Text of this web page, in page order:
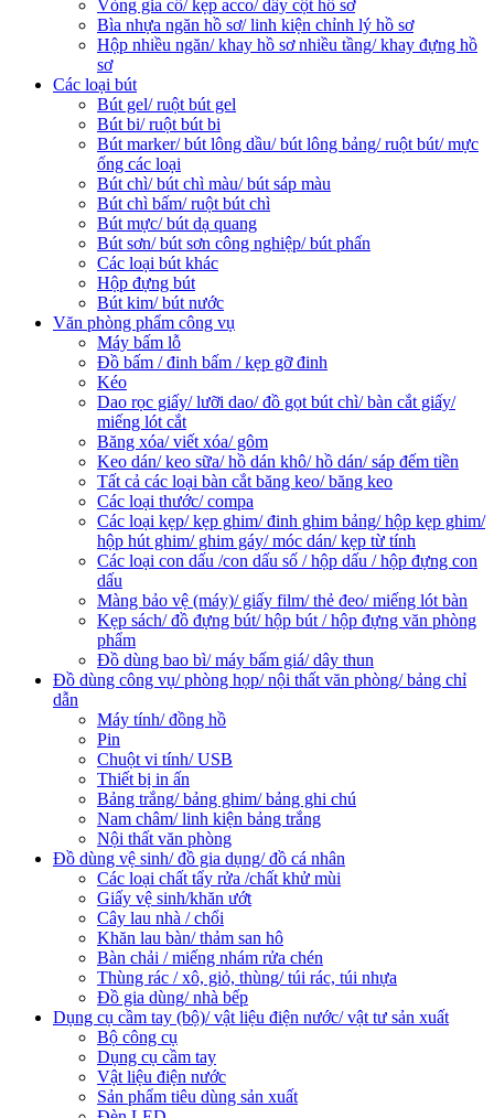
Vòng gia cố/ kẹp acco/ dây cột hồ sơ
Bìa nhựa ngăn hồ sơ/ linh kiện chỉnh lý hồ sơ
Hộp nhiều ngăn/ khay hồ sơ nhiều tầng/ khay đựng hồ
sơ
Các loại bút
Bút gel/ ruột bút gel
Bút bi/ ruột bút bi
Bút marker/ bút lông dầu/ bút lông bảng/ ruột bút/ mực
ống các loại
Bút chì/ bút chì màu/ bút sáp màu
Bút chì bấm/ ruột bút chì
Bút mực/ bút dạ quang
Bút sơn/ bút sơn công nghiệp/ bút phấn
Các loại bút khác
Hộp đựng bút
Bút kim/ bút nước
Văn phòng phẩm công vụ
Máy bấm lỗ
Đồ bấm / đinh bấm / kẹp gỡ đinh
Kéo
Dao rọc giấy/ lưỡi dao/ đồ gọt bút chì/ bàn cắt giấy/
miếng lót cắt
Băng xóa/ viết xóa/ gôm
Keo dán/ keo sữa/ hồ dán khô/ hồ dán/ sáp đếm tiền
Tất cả các loại bàn cắt băng keo/ băng keo
Các loại thước/ compa
Các loại kẹp/ kẹp ghim/ đinh ghim bảng/ hộp kẹp ghim/
hộp hút ghim/ ghim gáy/ móc dán/ kẹp từ tính
Các loại con dấu /con dấu số / hộp dấu / hộp đựng con
dấu
Màng bảo vệ (máy)/ giấy film/ thẻ đeo/ miếng lót bàn
Kẹp sách/ đồ đựng bút/ hộp bút / hộp đựng văn phòng
phẩm
Đồ dùng bao bì/ máy bấm giá/ dây thun
Đồ dùng công vụ/ phòng họp/ nội thất văn phòng/ bảng chỉ
dẫn
Máy tính/ đồng hồ
Pin
Chuột vi tính/ USB
Thiết bị in ấn
Bảng trắng/ bảng ghim/ bảng ghi chú
Nam châm/ linh kiện bảng trắng
Nội thất văn phòng
Đồ dùng vệ sinh/ đồ gia dụng/ đồ cá nhân
Các loại chất tẩy rửa /chất khử mùi
Giấy vệ sinh/khăn ướt
Cây lau nhà / chổi
Khăn lau bàn/ thảm san hô
Bàn chải / miếng nhám rửa chén
Thùng rác / xô, giỏ, thùng/ túi rác, túi nhựa
Đồ gia dùng/ nhà bếp
Dụng cụ cầm tay (bộ)/ vật liệu điện nước/ vật tư sản xuất
Bộ công cụ
Dụng cụ cầm tay
Vật liệu điện nước
Sản phẩm tiêu dùng sản xuất